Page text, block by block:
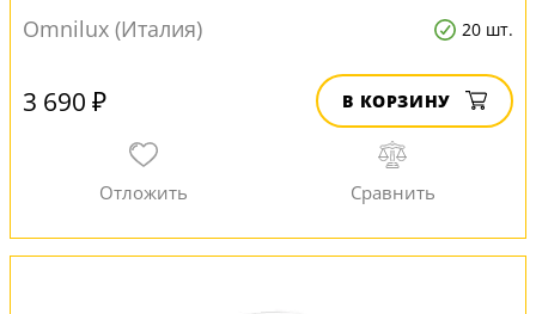
Omnilux (Италия)
20 шт.
3 690 ₽ В КОРЗИНУ